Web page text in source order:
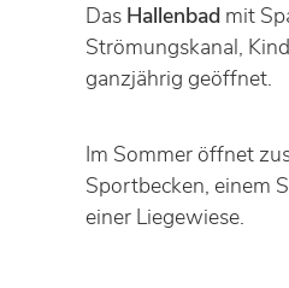
Das Hallenbad mit
Strömungskanal,
ganzjährig geöffnet.
Im Sommer öffnet
Sportbecken, einem
einer Liegewiese.